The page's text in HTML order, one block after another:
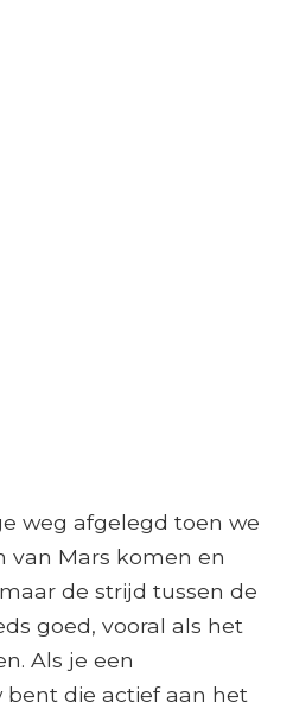
weg afgelegd toen we
Mars komen en
de strijd tussen de
goed, vooral als het
Als je een
die actief aan het